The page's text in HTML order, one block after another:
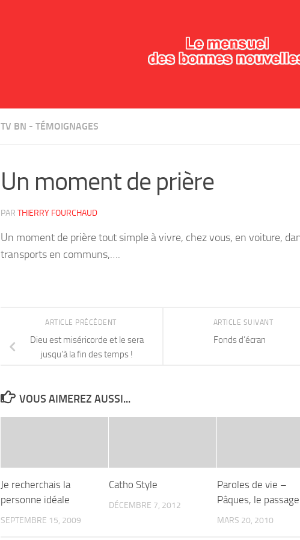
TV BN - TÉMOIGNAGES
Un moment de prière
PAR THIERRY FOURCHAUD
Un moment de prière tout simple à vivre, chez vous, en voiture,
transports en communs,….
ARTICLE SUIVANT
Fonds d’écran
ARTICLE PRÉCÉDENT
Dieu est miséricorde et le sera
jusqu’à la fin des temps !
VOUS AIMEREZ AUSSI...
Je recherchais la
personne idéale
SEPTEMBRE 15, 2009
Catho Style
DÉCEMBRE 7, 2012
Paroles de vie –
Pâques, le passage
MARS 20, 2010